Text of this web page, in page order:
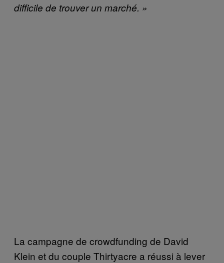
difficile de trouver un marché. »
La campagne de crowdfunding de David
Klein et du couple Thirtyacre a réussi à lever